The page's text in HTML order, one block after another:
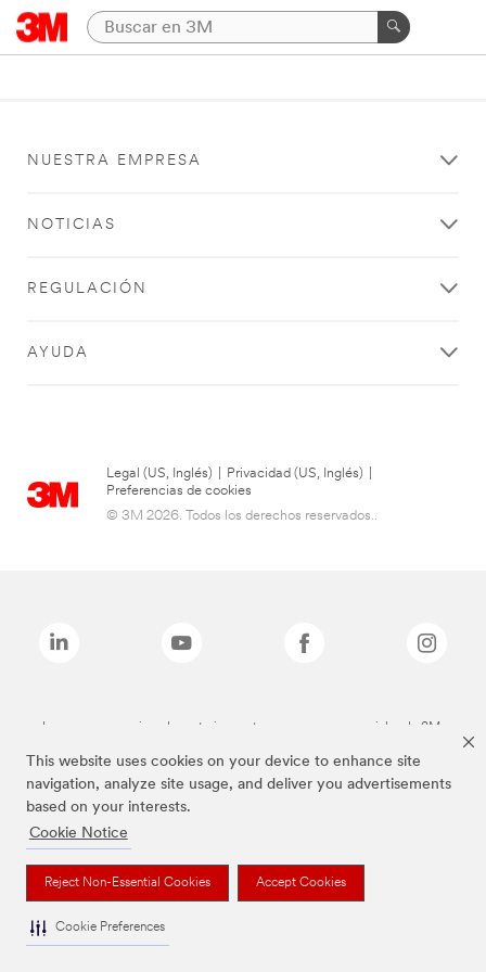
This website uses cookies on your device to enhance site
navigation, analyze site usage, and deliver you advertisements
based on your interests.
Cookie Notice
Reject Non-Essential Cookies Accept Cookies
Cookie Preferences
NUESTRA EMPRESA
NOTICIAS
REGULACIÓN
AYUDA
Legal (US, Inglés) Privacidad (US, Inglés)
Preferencias de cookies
© 3M 2026. Todos los derechos reservados..
Las marcas mencionadas anteriormente son marcas comerciales de 3M.